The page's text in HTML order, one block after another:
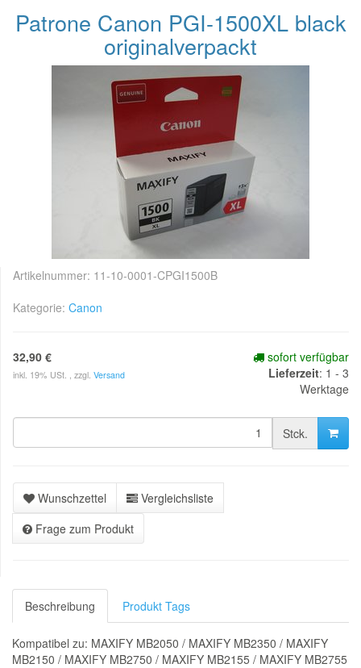
Patrone Canon PGI-1500XL black
originalverpackt
Artikelnummer: 11-10-0001-CPGI1500B
Kategorie: Canon
32,90 €
inkl. 19% USt. , zzgl. Versand
sofort verfügbar
Lieferzeit: 1 - 3
Werktage
Stck.
Wunschzettel
Vergleichsliste
Frage zum Produkt
Beschreibung Produkt Tags
Kompatibel zu: MAXIFY MB2050 / MAXIFY MB2350 / MAXIFY
MB2150 / MAXIFY MB2750 / MAXIFY MB2155 / MAXIFY MB2755